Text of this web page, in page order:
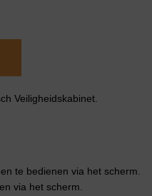
Veiligheidskabinet.
te bedienen via het scherm.
via het scherm.